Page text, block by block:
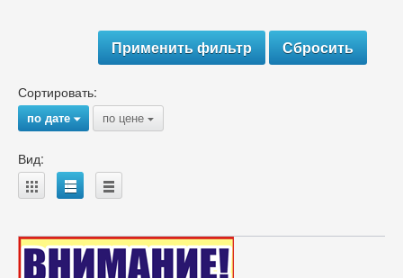
Сортировать:
по дате{ по цене {
Вид:
A B C